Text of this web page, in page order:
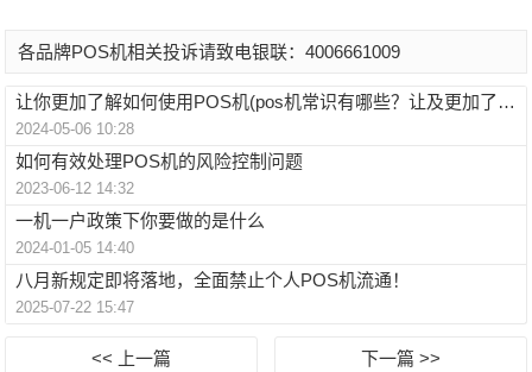
各品牌POS机相关投诉请致电银联：4006661009
让你更加了解如何使用POS机(pos机常识有哪些？让及更加了解如何使用pos机)
2024-05-06 10:28
如何有效处理POS机的风险控制问题
2023-06-12 14:32
一机一户政策下你要做的是什么
2024-01-05 14:40
八月新规定即将落地，全面禁止个人POS机流通！
2025-07-22 15:47
<< 上一篇 下一篇 >>